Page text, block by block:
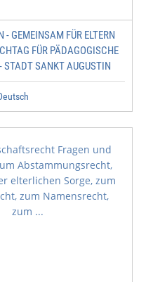
- GEMEINSAM FÜR ELTERN
FÜR PÄDAGOGISCHE
STADT SANKT AUGUSTIN